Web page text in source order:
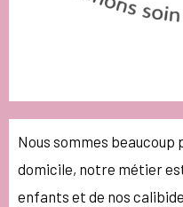
Nous sommes beaucoup
domicile, notre métier
enfants et de nos